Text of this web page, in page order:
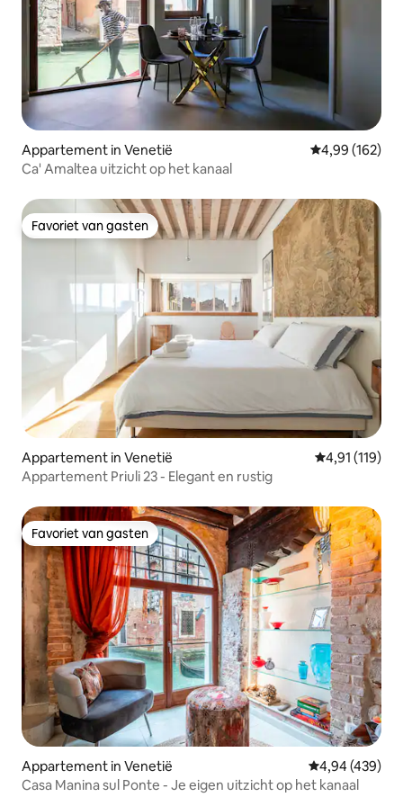
Appartement in Venetië Gemiddelde
4,99 (162)
Ca' Amaltea uitzicht op het kanaal
Favoriet van gasten
Favoriet van gasten
Appartement in Venetië Gemiddelde
4,91 (119)
Appartement Priuli 23 - Elegant en rustig
Favoriet van gasten
Favoriet van gasten
Appartement in Venetië Gemiddelde
4,94 (439)
Casa Manina sul Ponte - Je eigen uitzicht op het kanaal